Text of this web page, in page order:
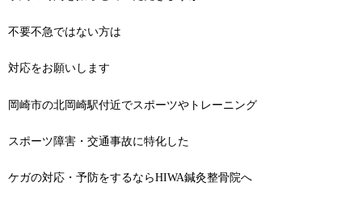
不要不急ではない方は
対応をお願いします
岡崎市の北岡崎駅付近でスポーツやトレーニング
スポーツ障害・交通事故に特化した
ケガの対応・予防をするならHIWA鍼灸整骨院へ